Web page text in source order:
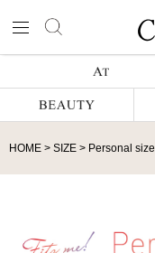
HOME SIZE Personal size